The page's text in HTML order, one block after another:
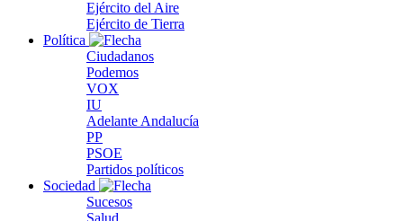
Ejército del Aire
Ejército de Tierra
Política
Ciudadanos
Podemos
VOX
IU
Adelante Andalucía
PP
PSOE
Partidos políticos
Sociedad
Sucesos